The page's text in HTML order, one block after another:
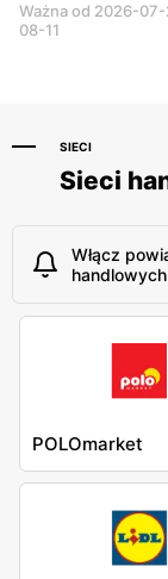
Ważna od 2026-
08-11
SIECI
Sieci
Włącz
handlowych
POLOmarket